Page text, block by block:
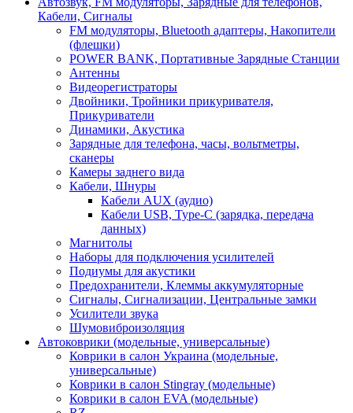
Кабели, Сигналы
FM модуляторы, Bluetooth адаптеры, Накопители
(флешки)
POWER BANK, Портативные Зарядные Станции
Антенны
Видеорегистраторы
Двойники, Тройники прикуривателя,
Прикуриватели
Динамики, Акустика
Зарядные для телефона, часы, вольтметры,
сканеры
Камеры заднего вида
Кабели, Шнуры
Кабели AUX (аудио)
Кабели USB, Type-C (зарядка, передача
данных)
Магнитолы
Наборы для подключения усилителей
Подиумы для акустики
Предохранители, Клеммы аккумуляторные
Сигналы, Сигнализации, Центральные замки
Усилители звука
Шумовиброизоляция
Автоковрики (модельные, универсальные)
Коврики в салон Украина (модельные,
универсальные)
Коврики в салон Stingray (модельные)
Коврики в салон EVA (модельные)